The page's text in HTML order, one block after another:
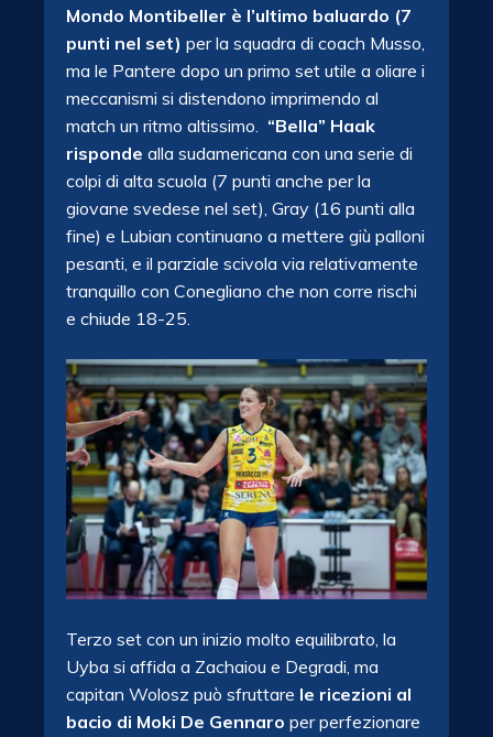
Mondo Montibeller è l’ultimo baluardo (7
punti nel set) per la squadra di coach Musso,
ma le Pantere dopo un primo set utile a oliare i
meccanismi si distendono imprimendo al
match un ritmo altissimo. “Bella” Haak
risponde alla sudamericana con una serie di
colpi di alta scuola (7 punti anche per la
giovane svedese nel set), Gray (16 punti alla
fine) e Lubian continuano a mettere giù palloni
pesanti, e il parziale scivola via relativamente
tranquillo con Conegliano che non corre rischi
e chiude 18-25.
Terzo set con un inizio molto equilibrato, la
Uyba si affida a Zachaiou e Degradi, ma
capitan Wolosz può sfruttare le ricezioni al
bacio di Moki De Gennaro per perfezionare